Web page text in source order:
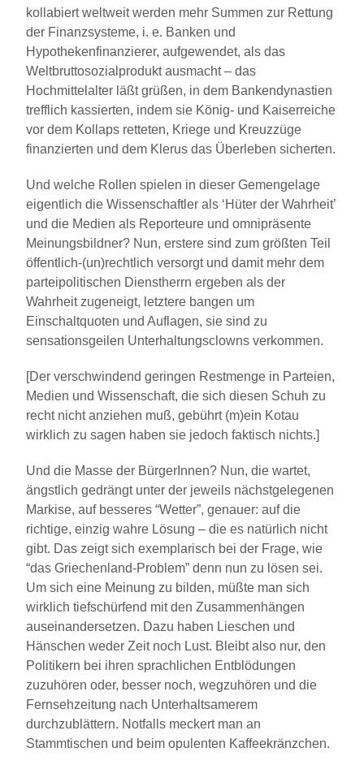
kollabiert weltweit werden mehr Summen zur Rettung
der Finanzsysteme, i. e. Banken und
Hypothekenfinanzierer, aufgewendet, als das
Weltbruttosozialprodukt ausmacht – das
Hochmittelalter läßt grüßen, in dem Bankendynastien
trefflich kassierten, indem sie König- und Kaiserreiche
vor dem Kollaps retteten, Kriege und Kreuzzüge
finanzierten und dem Klerus das Überleben sicherten.
Und welche Rollen spielen in dieser Gemengelage
eigentlich die Wissenschaftler als ‘Hüter der Wahrheit’
und die Medien als Reporteure und omnipräsente
Meinungsbildner? Nun, erstere sind zum größten Teil
öffentlich-(un)rechtlich versorgt und damit mehr dem
parteipolitischen Dienstherrn ergeben als der
Wahrheit zugeneigt, letztere bangen um
Einschaltquoten und Auflagen, sie sind zu
sensationsgeilen Unterhaltungsclowns verkommen.
[Der verschwindend geringen Restmenge in Parteien,
Medien und Wissenschaft, die sich diesen Schuh zu
recht nicht anziehen muß, gebührt (m)ein Kotau
wirklich zu sagen haben sie jedoch faktisch nichts.]
Und die Masse der BürgerInnen? Nun, die wartet,
ängstlich gedrängt unter der jeweils nächstgelegenen
Markise, auf besseres “Wetter”, genauer: auf die
richtige, einzig wahre Lösung – die es natürlich nicht
gibt. Das zeigt sich exemplarisch bei der Frage, wie
“das Griechenland-Problem” denn nun zu lösen sei.
Um sich eine Meinung zu bilden, müßte man sich
wirklich tiefschürfend mit den Zusammenhängen
auseinandersetzen. Dazu haben Lieschen und
Hänschen weder Zeit noch Lust. Bleibt also nur, den
Politikern bei ihren sprachlichen Entblödungen
zuzuhören oder, besser noch, wegzuhören und die
Fernsehzeitung nach Unterhaltsamerem
durchzublättern. Notfalls meckert man an
Stammtischen und beim opulenten Kaffeekränzchen.